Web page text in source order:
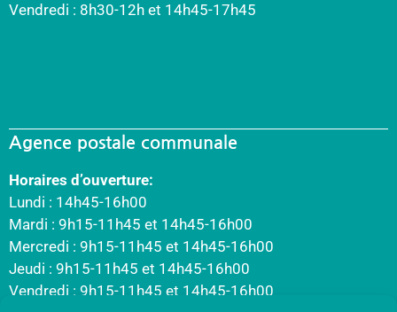
Vendredi : 8h30-12h et 14h45-17h45
Agence postale communale
Horaires d’ouverture:
Lundi : 14h45-16h00
Mardi : 9h15-11h45 et 14h45-16h00
Mercredi : 9h15-11h45 et 14h45-16h00
Jeudi : 9h15-11h45 et 14h45-16h00
Vendredi : 9h15-11h45 et 14h45-16h00